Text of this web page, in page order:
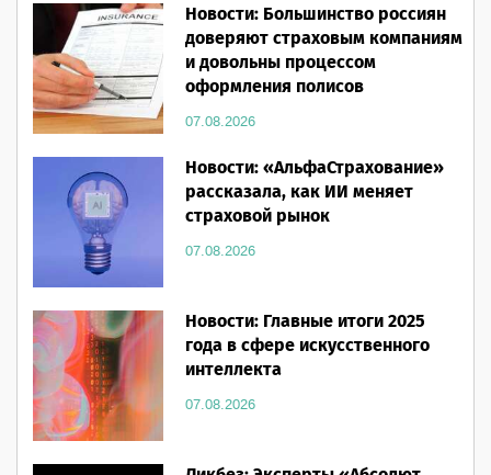
Новости: Большинство россиян
доверяют страховым компаниям
и довольны процессом
оформления полисов
07.08.2026
Новости: «АльфаСтрахование»
рассказала, как ИИ меняет
страховой рынок
07.08.2026
Новости: Главные итоги 2025
года в сфере искусственного
интеллекта
07.08.2026